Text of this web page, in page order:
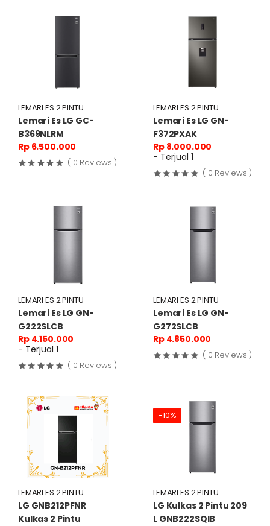
LEMARI ES 2 PINTU
Lemari Es LG GC-
B369NLRM
Rp 6.500.000
( 0 Reviews )
LEMARI ES 2 PINTU
Lemari Es LG GN-
F372PXAK
Rp 8.000.000
- Terjual 1
( 0 Reviews )
LEMARI ES 2 PINTU
Lemari Es LG GN-
G222SLCB
Rp 4.150.000
- Terjual 1
( 0 Reviews )
LEMARI ES 2 PINTU
Lemari Es LG GN-
G272SLCB
Rp 4.850.000
( 0 Reviews )
LEMARI ES 2 PINTU
LG GNB212PFNR
Kulkas 2 Pintu
-10%
LEMARI ES 2 PINTU
LG Kulkas 2 Pintu 209
L GNB222SQIB